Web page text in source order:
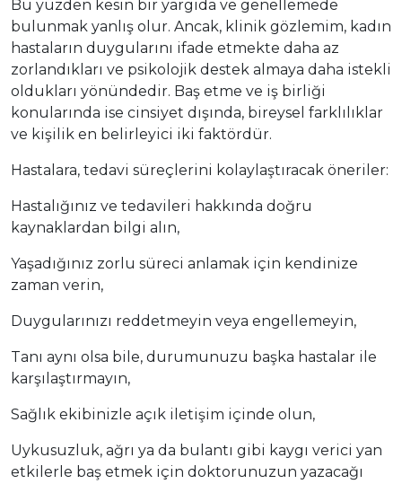
Bu yüzden kesin bir yargıda ve genellemede
bulunmak yanlış olur. Ancak, klinik gözlemim, kadın
hastaların duygularını ifade etmekte daha az
zorlandıkları ve psikolojik destek almaya daha istekli
oldukları yönündedir. Baş etme ve iş birliği
konularında ise cinsiyet dışında, bireysel farklılıklar
ve kişilik en belirleyici iki faktördür.
Hastalara, tedavi süreçlerini kolaylaştıracak öneriler:
Hastalığınız ve tedavileri hakkında doğru
kaynaklardan bilgi alın,
Yaşadığınız zorlu süreci anlamak için kendinize
zaman verin,
Duygularınızı reddetmeyin veya engellemeyin,
Tanı aynı olsa bile, durumunuzu başka hastalar ile
karşılaştırmayın,
Sağlık ekibinizle açık iletişim içinde olun,
Uykusuzluk, ağrı ya da bulantı gibi kaygı verici yan
etkilerle baş etmek için doktorunuzun yazacağı